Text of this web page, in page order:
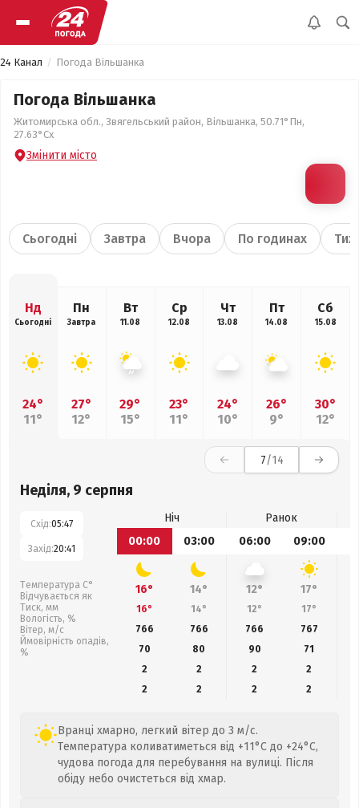
24 Канал Погода Вільшанка
Погода Вільшанка
Житомирська обл., Звягельський район, Вільшанка, 50.71°Пн,
27.63°Сх
Змінити місто
Сьогодні Завтра Вчора По годинах
Нд
Сьогодні
24°
11°
Пн
Завтра
27°
12°
Вт
11.08
29°
15°
Ср
12.08
23°
11°
Чт
13.08
24°
10°
Пт
14.08
26°
9°
Сб
15.08
30°
12°
7/14
Неділя, 9 серпня
Схід:05:47
Захід:20:41
Температура С°
Відчувається як
Тиск, мм
Вологість, %
Вітер, м/с
Ймовірність опадів,
%
Ніч
Ранок
00:00
03:00 06:00 09:00
16° 14° 12° 17°
16° 14° 12° 17°
766
766 766 767
70
80 90 71
2
2 2
2
2
2 2 2
Вранці хмарно, легкий вітер до 3 м/с.
Температура коливатиметься від +11°C до +24°C,
чудова погода для перебування на вулиці. Після
обіду небо очистеться від хмар.